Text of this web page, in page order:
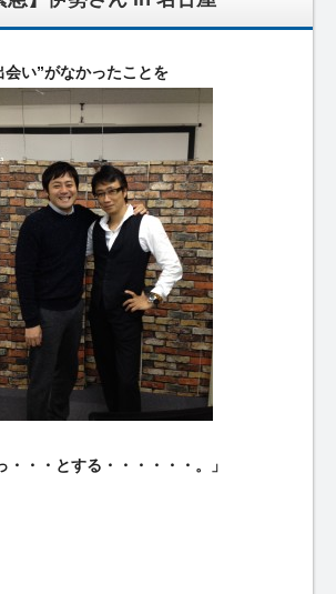
会い”がなかったことを
・・・とする・・・・・・。」